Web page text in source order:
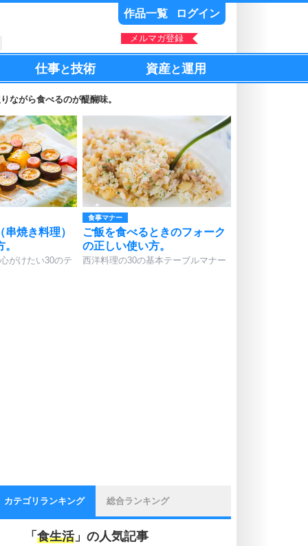
作品一覧 ログイン
メルマガ登録
仕事と技術 資産と運用
ながら食べるのが醍醐味。
焼き料理）
がけたい30のテ
食事マナー
ご飯を食べるときのフォーク
の正しい使い方。
西洋料理の30の基本テーブルマナー
カテゴリランキング 総合ランキング
「 食生活」の人気記事